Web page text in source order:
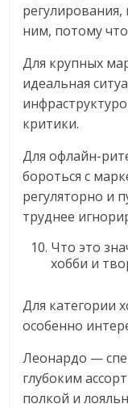
ним, потому
Для крупных
идеальная
критики.
Для офлайн-
бороться с
регуляторно и
труднее
Что это
хобби и
Для категории
особенно
Леонардо —
глубоким
полкой и